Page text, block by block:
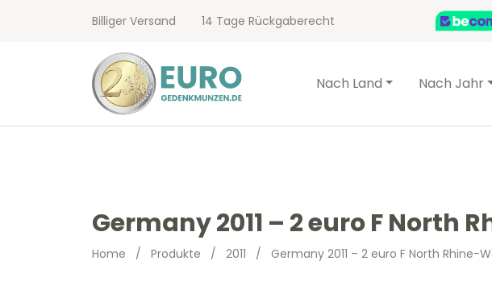
Billiger Versand 14 Tage Rückgaberecht
Nach Land Nach Jahr
Germany 2011 – 2 euro F North
Home / Produkte / 2011 / Germany 2011 – 2 euro F North Rhine-